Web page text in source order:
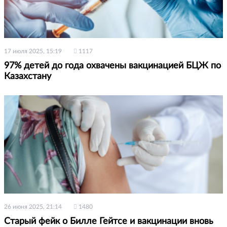
17 июля 2025, 15:19 1117
97% детей до года охвачены вакцинацией БЦЖ по
Казахстану
26 июня 2025, 21:14 1480
Старый фейк о Билле Гейтсе и вакцинации вновь